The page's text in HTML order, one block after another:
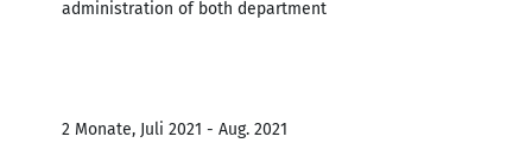
administration of both department
2 Monate, Juli 2021 - Aug. 2021